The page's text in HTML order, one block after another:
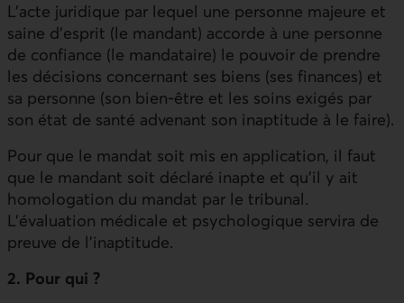
L’acte juridique par lequel une personne majeure et
saine d’esprit (le mandant) accorde à une personne
de confiance (le mandataire) le pouvoir de prendre
les décisions concernant ses biens (ses finances) et
sa personne (son bien-être et les soins exigés par
son état de santé advenant son inaptitude à le faire).
Pour que le mandat soit mis en application, il faut
que le mandant soit déclaré inapte et qu’il y ait
homologation du mandat par le tribunal.
L’évaluation médicale et psychologique servira de
preuve de l’inaptitude.
2. Pour qui ?